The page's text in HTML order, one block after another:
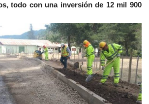
todo con una inversión de 12 mil 900